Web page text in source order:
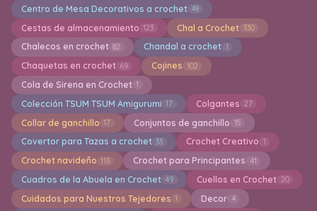
Centro de Mesa Decorativos a crochet 48
Cestas de almacenamiento 123 Chal a Crochet 330
Chalecos en crochet 82 Chandal a crochet 1
Chaquetas en crochet 69 Cojines 102
Cola de Sirena en Crochet 1
Colección TSUM TSUM Amigurumi 17 Colgantes 27
Collar de ganchillo 17 Conjuntos de ganchillo 15
Covertor para Tazas a crochet 33 Crochet Creativo 1
Crochet navideño 113 Crochet para Principantes 41
Cuadros de la Abuela en Crochet 49 Cuellos en Crochet 20
Cuidados para Nuestros Tejedores 1 Decor 4